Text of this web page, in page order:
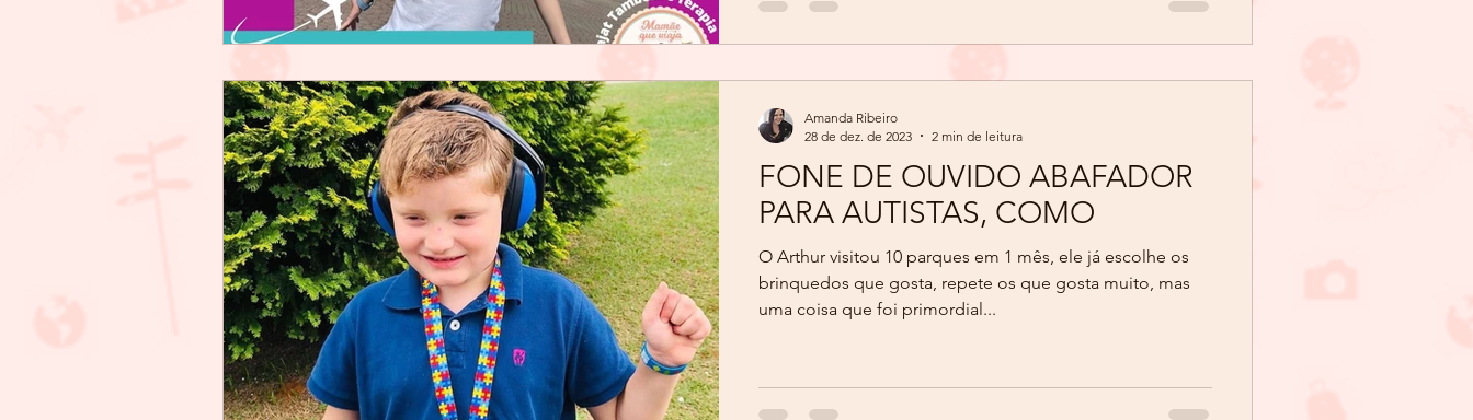
FONE DE OUVIDO ABAFADOR
PARA AUTISTAS, COMO
O Arthur visitou 10 parques em 1 mês, ele já escolhe os
brinquedos que gosta, repete os que gosta muito, mas
uma coisa que foi primordial...
Amanda Ribeiro
28 de dez. de 2023
2 min de leitura